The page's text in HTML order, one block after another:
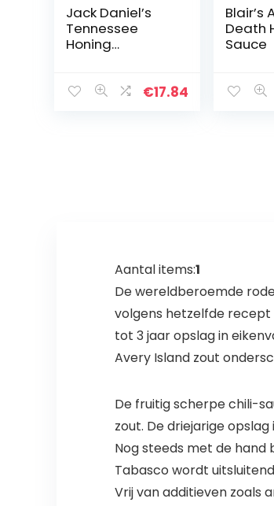
Jack Daniel’s
Tennessee
Honing
€17.84
Blair’s
Death
Sauce
Aantal items:1
De wereldberoemde
volgens hetzelfde recept
tot 3 jaar opslag in
Avery Island zout
De fruitig scherpe chili-
zout. De driejarige
Nog steeds met de hand
Tabasco wordt
Vrij van additieven zoals